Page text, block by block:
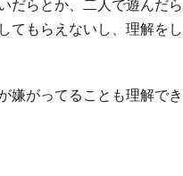
だらとか、二人で遊んだら
てもらえないし、理解をし
嫌がってることも理解でき